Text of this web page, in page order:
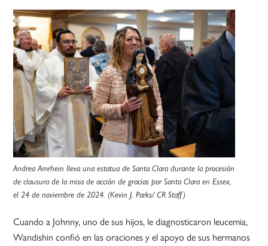
Andrea Amrhein lleva una estatua de Santa Clara durante la procesión
de clausura de la misa de acción de gracias por Santa Clara en Essex,
el 24 de noviembre de 2024. (Kevin J. Parks/ CR Staff)
Cuando a Johnny, uno de sus hijos, le diagnosticaron leucemia,
Wandishin confió en las oraciones y el apoyo de sus hermanos